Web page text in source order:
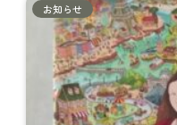
お知らせ